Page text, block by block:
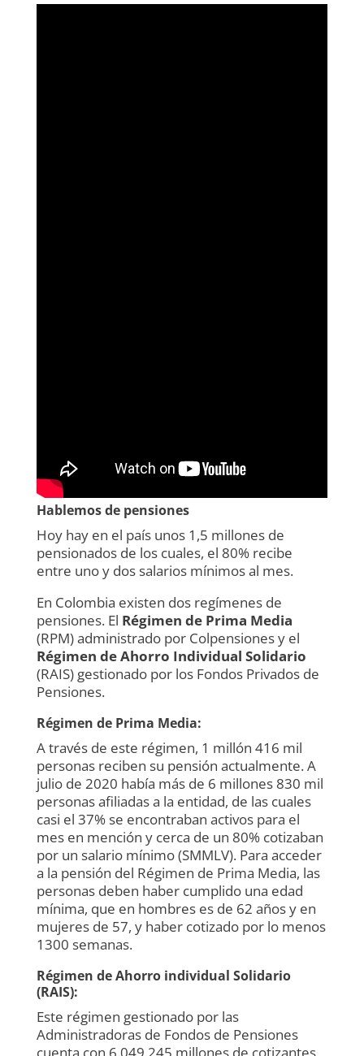
Hablemos de pensiones
Hoy hay en el país unos 1,5 millones de
pensionados de los cuales, el 80% recibe
entre uno y dos salarios mínimos al mes.
En Colombia existen dos regímenes de
pensiones. El Régimen de Prima Media
(RPM) administrado por Colpensiones y el
Régimen de Ahorro Individual Solidario
(RAIS) gestionado por los Fondos Privados de
Pensiones.
Régimen de Prima Media:
A través de este régimen, 1 millón 416 mil
personas reciben su pensión actualmente. A
julio de 2020 había más de 6 millones 830 mil
personas afiliadas a la entidad, de las cuales
casi el 37% se encontraban activos para el
mes en mención y cerca de un 80% cotizaban
por un salario mínimo (SMMLV). Para acceder
a la pensión del Régimen de Prima Media, las
personas deben haber cumplido una edad
mínima, que en hombres es de 62 años y en
mujeres de 57, y haber cotizado por lo menos
1300 semanas.
Régimen de Ahorro individual Solidario
(RAIS):
Este régimen gestionado por las
Administradoras de Fondos de Pensiones